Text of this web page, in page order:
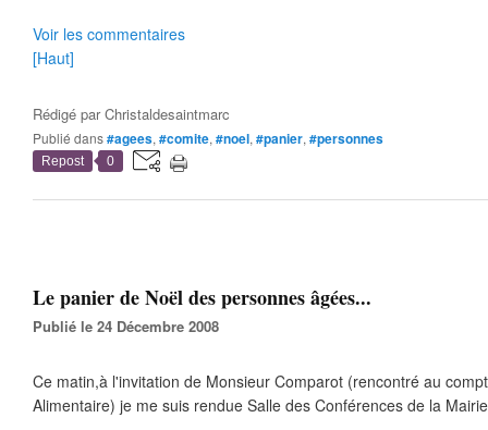
Voir les commentaires
[Haut]
Rédigé parChristaldesaintmarc
Publié dans#agees, #comite, #noel, #panier, #personnes
Repost 0
Le panier de Noël des personnes âgées...
Publié le 24 Décembre 2008
Ce matin,à l'invitation de Monsieur Comparot (rencontré au
Alimentaire) je me suis rendue Salle des Conférences de la